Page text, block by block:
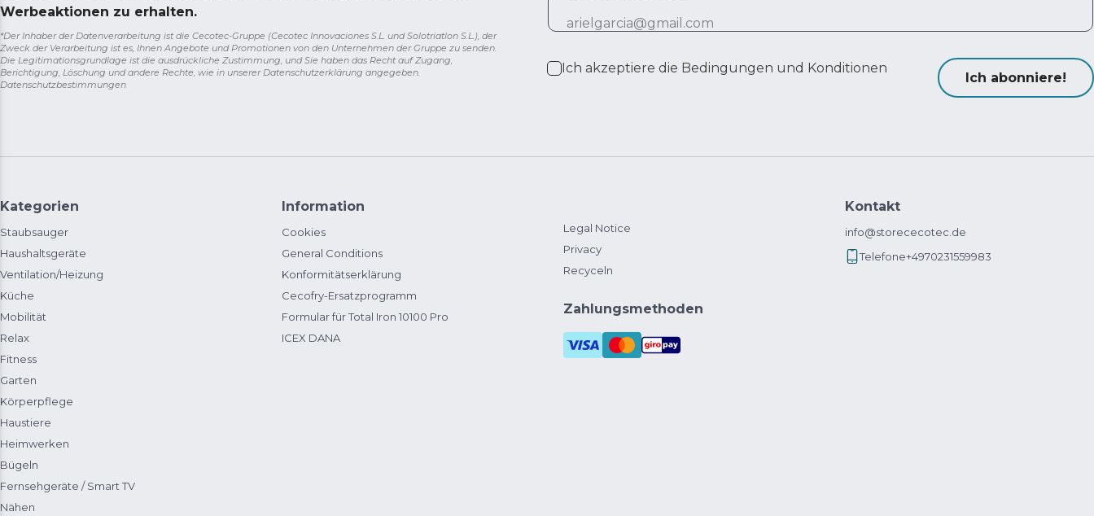
Werbeaktionen zu erhalten.
*Der Inhaber der Datenverarbeitung ist die Cecotec-Gruppe (Cecotec Innovaciones S.L. und Solotriatlon S.L.), der
Zweck der Verarbeitung ist es, Ihnen Angebote und Promotionen von den Unternehmen der Gruppe zu senden.
Die Legitimationsgrundlage ist die ausdrückliche Zustimmung, und Sie haben das Recht auf Zugang,
Berichtigung, Löschung und andere Rechte, wie in unserer Datenschutzerklärung angegeben.
Datenschutzbestimmungen
Ich akzeptiere die Bedingungen und Konditionen
Ich abonniere!
Kategorien
Staubsauger
Haushaltsgeräte
Ventilation/Heizung
Küche
Mobilität
Relax
Fitness
Garten
Körperpflege
Haustiere
Heimwerken
Bügeln
Fernsehgeräte / Smart TV
Nähen
Information
Cookies
General Conditions
Konformitätserklärung
Cecofry-Ersatzprogramm
Formular für Total Iron 10100 Pro
ICEX DANA
Legal Notice
Privacy
Recyceln
Zahlungsmethoden
Kontakt
info@storececotec.de
Telefone+4970231559983